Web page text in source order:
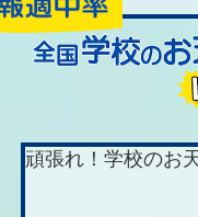
頑張れ！学校のお